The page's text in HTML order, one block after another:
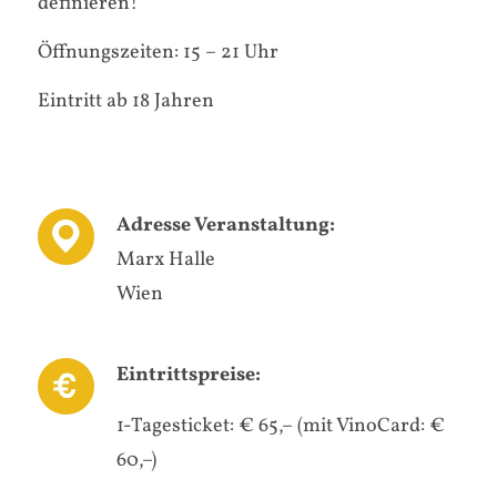
Öffnungszeiten: 15 – 21 Uhr
Eintritt ab 18 Jahren
Adresse Veranstaltung:
Marx Halle
Wien
Eintrittspreise:
1-Tagesticket: € 65,– (mit VinoCard: €
60,–)